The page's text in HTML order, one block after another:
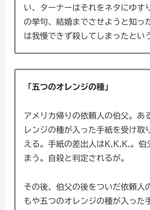
い、ターナーはそれをネタにゆす
の挙句、結婚までさせようと知っ
は我慢できず殺してしまったとい
「五つのオレンジの種」
アメリカ帰りの依頼人の伯父。あ
レンジの種が入った手紙を受け取
える。手紙の差出人はK.K.K.。伯
まう。自殺と判定されるが。
その後、伯父の後をついだ依頼人
もや五つのオレンジの種が入った